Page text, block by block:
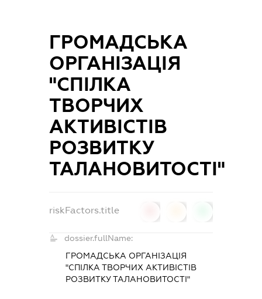
ГРОМАДСЬКА
ОРГАНІЗАЦІЯ
"СПІЛКА
ТВОРЧИХ
АКТИВІСТІВ
РОЗВИТКУ
ТАЛАНОВИТОСТІ"
riskFactors.title
dossier.fullName:
ГРОМАДСЬКА ОРГАНІЗАЦІЯ
"СПІЛКА ТВОРЧИХ АКТИВІСТІВ
РОЗВИТКУ ТАЛАНОВИТОСТІ"